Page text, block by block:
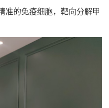
准的免疫细胞，靶向分解甲